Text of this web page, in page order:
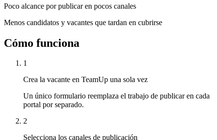
Poco alcance por publicar en pocos canales
Menos candidatos y vacantes que tardan en cubrirse
Cómo funciona
1
Crea la vacante en TeamUp una sola vez
Un único formulario reemplaza el trabajo de publicar en cada
portal por separado.
2
Selecciona los canales de publicación